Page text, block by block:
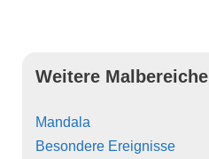
Weitere Malbereiche
Mandala
Besondere Ereignisse